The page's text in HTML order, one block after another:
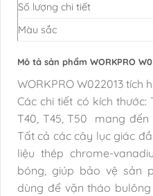
Số lượng chi tiết
Màu sắc
Mô tả sản phẩm WORKPRO
WORKPRO W022013 tích
Các chi tiết có kích thước:
T40, T45, T50 mang đến
Tất cả các cây lục giác
liệu thép chrome-
bóng, giúp bảo vệ sản
dùng để vặn tháo